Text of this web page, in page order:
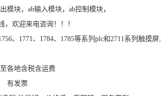
块，ab输入模块，ab控制模块，
迎来电咨询！！！
、1771、1784、1785等系列plc和2711系列触摸屏;
地含税含运费
有发票